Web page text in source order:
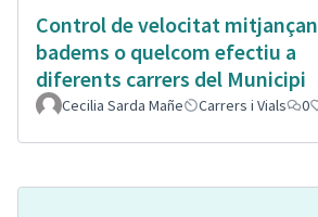
Control de velocitat mitjançan
badems o quelcom efectiu a
diferents carrers del Municipi
Cecilia Sarda Mañe Carrers i Vials 0